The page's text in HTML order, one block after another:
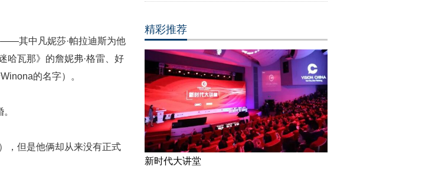
——其中凡妮莎·帕拉迪斯为他
哈瓦那》的詹妮弗·格雷、好
的名字）。
，但是他俩却从来没有正式
精彩推荐
新时代大讲堂